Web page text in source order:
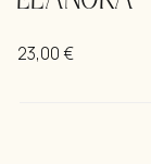
23,00€